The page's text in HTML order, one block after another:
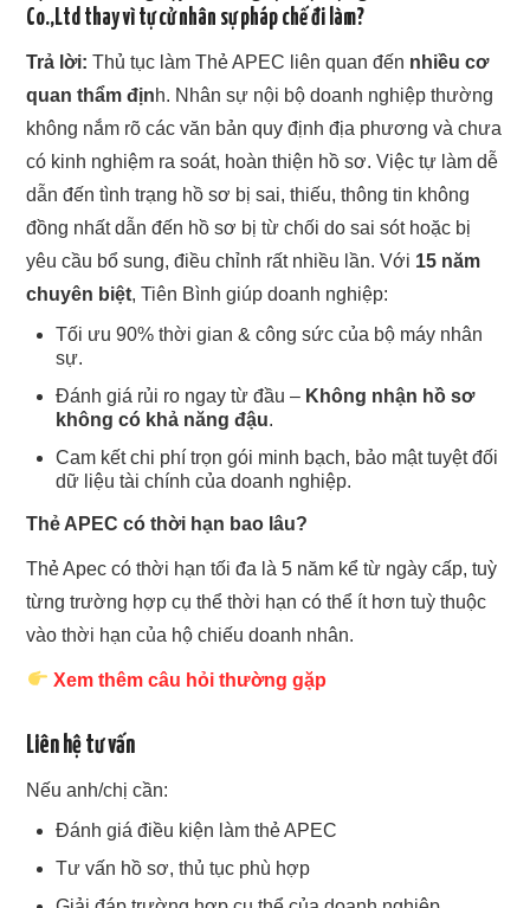
Co.,Ltd thay vì tự cử nhân sự pháp chế đi làm?
Trả lời: Thủ tục làm Thẻ APEC liên quan đến nhiều cơ
quan thẩm định. Nhân sự nội bộ doanh nghiệp thường
không nắm rõ các văn bản quy định địa phương và chưa
có kinh nghiệm ra soát, hoàn thiện hồ sơ. Việc tự làm dễ
dẫn đến tình trạng hồ sơ bị sai, thiếu, thông tin không
đồng nhất dẫn đến hồ sơ bị từ chối do sai sót hoặc bị
yêu cầu bổ sung, điều chỉnh rất nhiều lần. Với 15 năm
chuyên biệt, Tiên Bình giúp doanh nghiệp:
Tối ưu 90% thời gian & công sức của bộ máy nhân
sự.
Đánh giá rủi ro ngay từ đầu – Không nhận hồ sơ
không có khả năng đậu.
Cam kết chi phí trọn gói minh bạch, bảo mật tuyệt đối
dữ liệu tài chính của doanh nghiệp.
Thẻ APEC có thời hạn bao lâu?
Thẻ Apec có thời hạn tối đa là 5 năm kể từ ngày cấp, tuỳ
từng trường hợp cụ thể thời hạn có thể ít hơn tuỳ thuộc
vào thời hạn của hộ chiếu doanh nhân.
Xem thêm câu hỏi thường gặp
Liên hệ tư vấn
Nếu anh/chị cần:
Đánh giá điều kiện làm thẻ APEC
Tư vấn hồ sơ, thủ tục phù hợp